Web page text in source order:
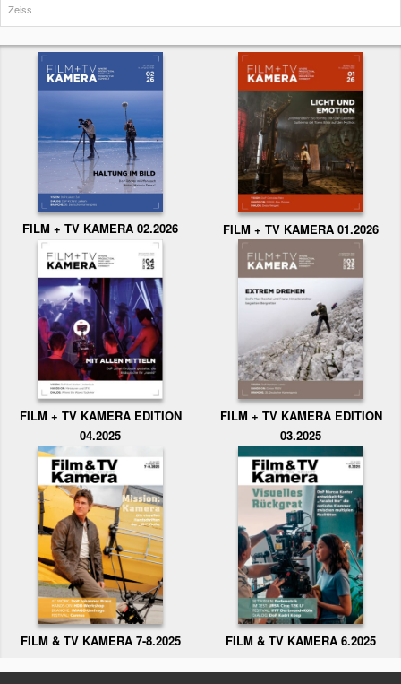
Zeiss
FILM + TV KAMERA 02.2026 FILM + TV KAMERA 01.2026
FILM + TV KAMERA EDITION
04.2025
FILM + TV KAMERA EDITION
03.2025
FILM & TV KAMERA 7-8.2025 FILM & TV KAMERA 6.2025